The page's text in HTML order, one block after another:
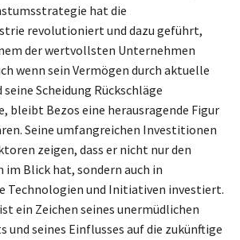
hat die
revolutioniert und dazu geführt,
der wertvollsten Unternehmen
wenn sein Vermögen durch aktuelle
Scheidung Rückschläge
bleibt Bezos eine herausragende Figur
Seine umfangreichen Investitionen
zeigen, dass er nicht nur den
im Blick hat, sondern auch in
Technologien und Initiativen investiert.
ein Zeichen seines unermüdlichen
und seines Einflusses auf die zukünftige